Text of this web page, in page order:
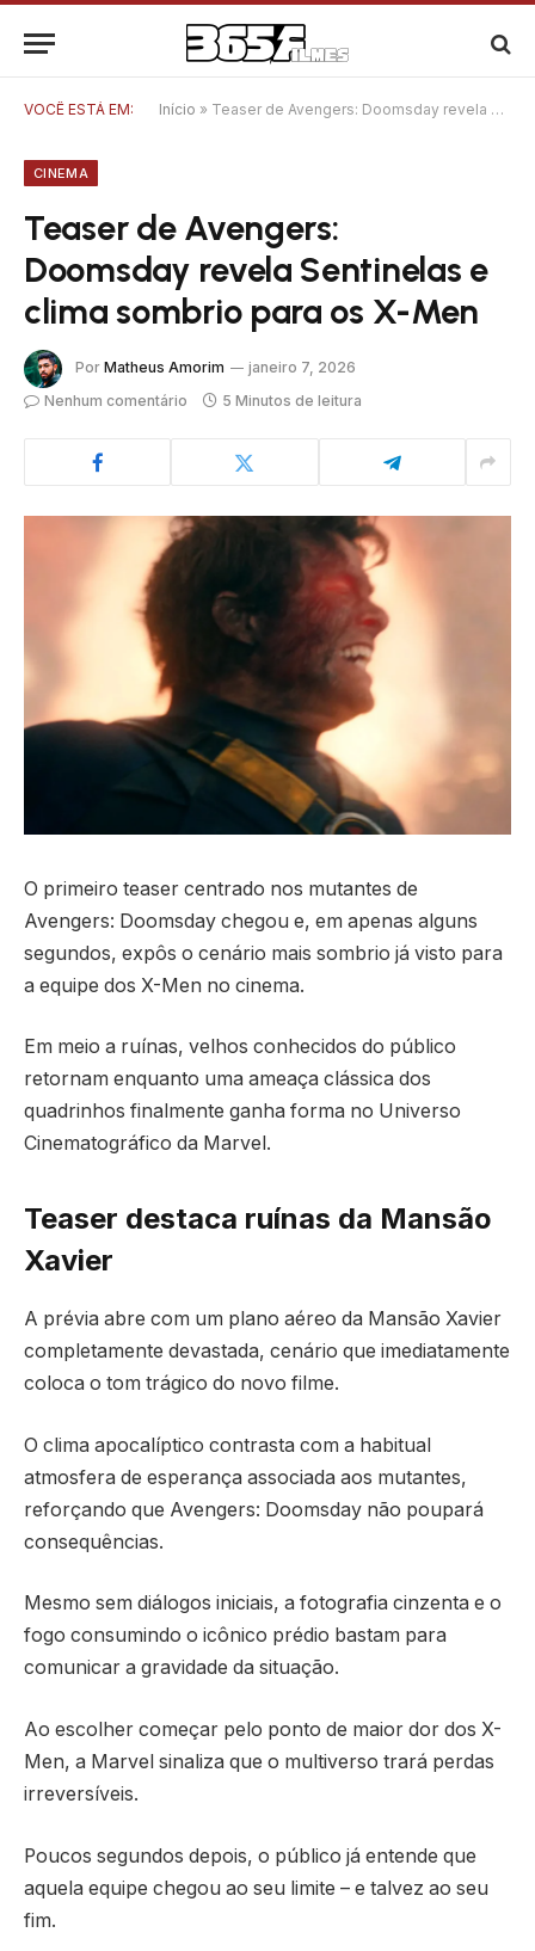
VOCÊ ESTÁ EM: Início » Teaser de Avengers: Doomsday revela Sentinelas e clima sombrio para os X-Men
CINEMA
Teaser de Avengers:
Doomsday revela Sentinelas e
clima sombrio para os X-Men
Por Matheus Amorim
janeiro 7, 2026
Nenhum comentário
5 Minutos de leitura
O primeiro teaser centrado nos mutantes de
Avengers: Doomsday chegou e, em apenas alguns
segundos, expôs o cenário mais sombrio já visto para
a equipe dos X-Men no cinema.
Em meio a ruínas, velhos conhecidos do público
retornam enquanto uma ameaça clássica dos
quadrinhos finalmente ganha forma no Universo
Cinematográfico da Marvel.
Teaser destaca ruínas da Mansão
Xavier
A prévia abre com um plano aéreo da Mansão Xavier
completamente devastada, cenário que imediatamente
coloca o tom trágico do novo filme.
O clima apocalíptico contrasta com a habitual
atmosfera de esperança associada aos mutantes,
reforçando que Avengers: Doomsday não poupará
consequências.
Mesmo sem diálogos iniciais, a fotografia cinzenta e o
fogo consumindo o icônico prédio bastam para
comunicar a gravidade da situação.
Ao escolher começar pelo ponto de maior dor dos X-
Men, a Marvel sinaliza que o multiverso trará perdas
irreversíveis.
Poucos segundos depois, o público já entende que
aquela equipe chegou ao seu limite – e talvez ao seu
fim.